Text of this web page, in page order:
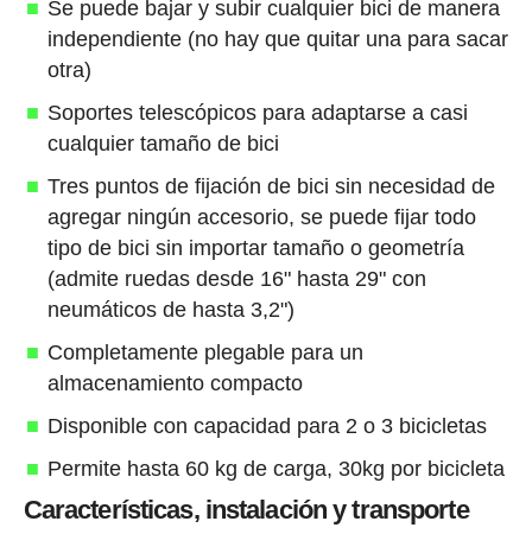
Se puede bajar y subir cualquier bici de manera
independiente (no hay que quitar una para sacar
otra)
Soportes telescópicos para adaptarse a casi
cualquier tamaño de bici
Tres puntos de fijación de bici sin necesidad de
agregar ningún accesorio, se puede fijar todo
tipo de bici sin importar tamaño o geometría
(admite ruedas desde 16" hasta 29" con
neumáticos de hasta 3,2")
Completamente plegable para un
almacenamiento compacto
Disponible con capacidad para 2 o 3 bicicletas
Permite hasta 60 kg de carga, 30kg por bicicleta
Características, instalación y transporte